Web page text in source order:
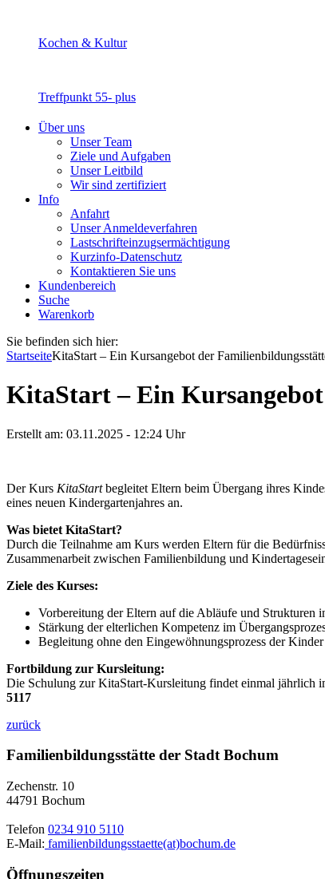
Kochen & Kultur
Treffpunkt 55- plus
Über uns
Unser Team
Ziele und Aufgaben
Unser Leitbild
Wir sind zertifiziert
Info
Anfahrt
Unser Anmeldeverfahren
Lastschrifteinzugsermächtigung
Kurzinfo-Datenschutz
Kontaktieren Sie uns
Kundenbereich
Suche
Warenkorb
Sie befinden sich hier:
StartseiteKitaStart – Ein Kursangebot der
KitaStart – Ein
Erstellt am: 03.11.2025 - 12:24 Uhr
Der Kurs KitaStartbegleitet Eltern beim Übergang ihres
eines neuen Kindergartenjahres an.
Was bietet KitaStart?
Durch die Teilnahme am Kurs werden Eltern für die
Zusammenarbeit zwischen Familienbildung und
Ziele des Kurses:
Vorbereitung der Eltern auf die Abläufe und Strukturen
Stärkung der elterlichen Kompetenz im
Begleitung ohne den Eingewöhnungsprozess der
Fortbildung zur Kursleitung:
Die Schulung zur KitaStart-Kursleitung findet einmal jährlich
5117
zurück
Familienbildungsstätte der Stadt Bochum
Zechenstr. 10
44791 Bochum
Telefon 0234 910 5110
E-Mail: familienbildungsstaette(at)bochum.de
Öffnungszeiten